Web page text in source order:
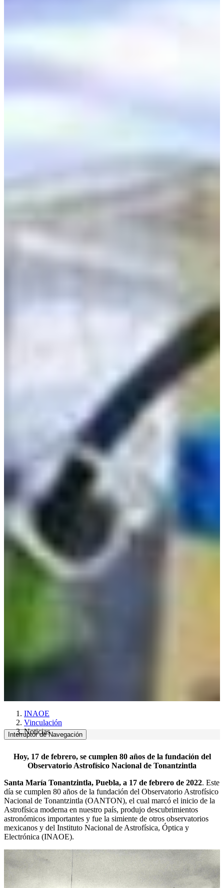
INAOE
Vinculación
Noticias
Interruptor de Navegación
Hoy, 17 de febrero, se cumplen 80 años de la fundación del
Observatorio Astrofísico Nacional de Tonantzintla
Santa María Tonantzintla, Puebla, a 17 de febrero de 2022. Este
día se cumplen 80 años de la fundación del Observatorio Astrofísico
Nacional de Tonantzintla (OANTON), el cual marcó el inicio de la
Astrofísica moderna en nuestro país, produjo descubrimientos
astronómicos importantes y fue la simiente de otros observatorios
mexicanos y del Instituto Nacional de Astrofísica, Óptica y
Electrónica (INAOE).